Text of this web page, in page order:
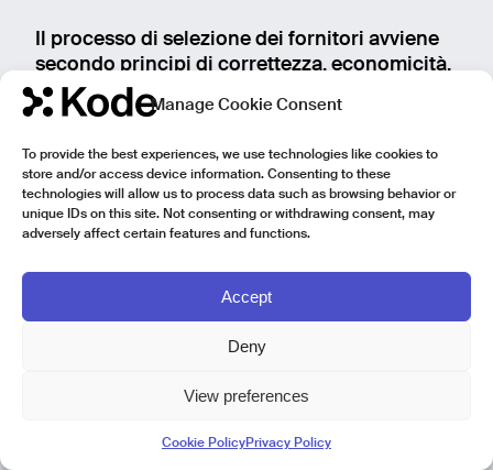
Manage Cookie Consent
To provide the best experiences, we use technologies like cookies to
store and/or access device information. Consenting to these
technologies will allow us to process data such as browsing behavior or
unique IDs on this site. Not consenting or withdrawing consent, may
adversely affect certain features and functions.
Accept
Deny
View preferences
Cookie PolicyPrivacy Policy
Il processo di selezione dei fornitori avviene
secondo principi di correttezza, economicità,
qualità
e liceità, sulla base di valutazioni obiettive
industriali
della Società e, comunque, a creare alla stessa
maggior valore.
L’adesione da parte del Fornitore al presente
Codice, nonché il rispetto delle normative
anche in relazione alla gestione dei rapporti
con la Pubblica Amministrazione, è condizione
relazione negoziale.
3.2.2. Liceità e correttezza negoziale